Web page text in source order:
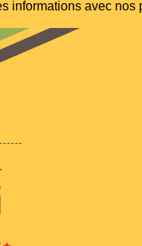
informations avec nos